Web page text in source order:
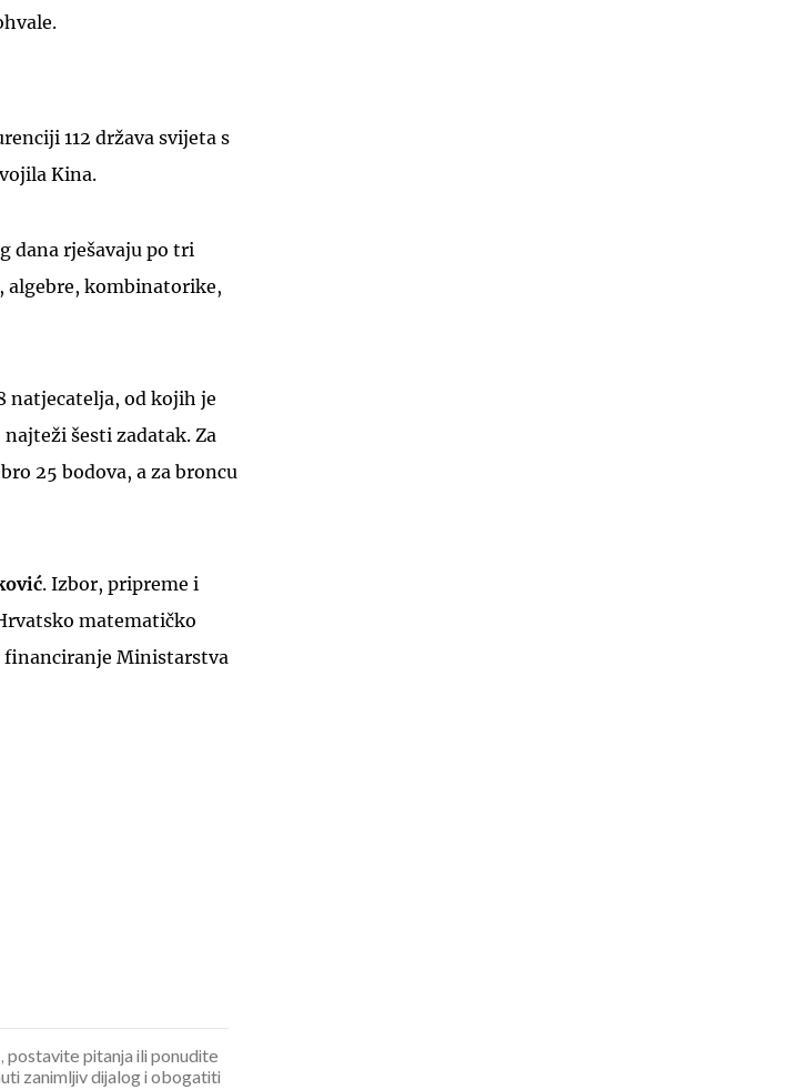
112 država svijeta s
Kina.
dana rješavaju po tri
algebre, kombinatorike,
natjecatelja, od kojih je
šesti zadatak. Za
25 bodova, a za broncu
. Izbor, pripreme i
matematičko
financiranje Ministarstva
postavite pitanja ili ponudite
zanimljiv dijalog i obogatiti
NOTIFIKACIJE